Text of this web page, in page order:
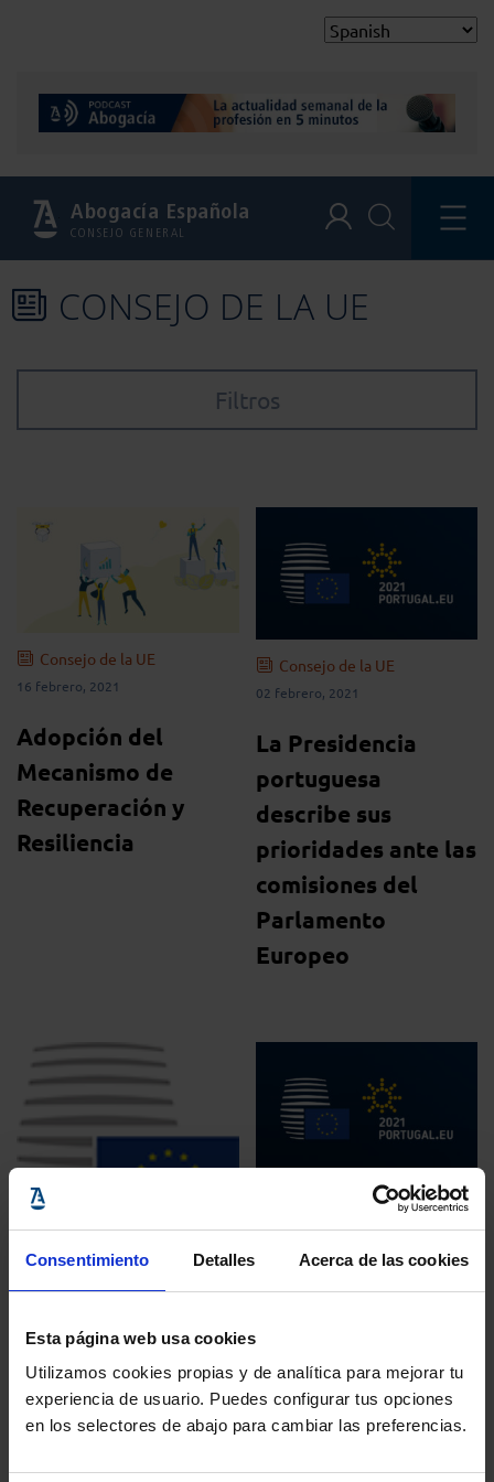
Consentimiento Detalles Acerca de las cookies
Esta página web usa cookies
Utilizamos cookies propias y de analítica para mejorar tu
experiencia de usuario. Puedes configurar tus opciones
en los selectores de abajo para cambiar las preferencias.
Abogacía Española
CONSEJO GENERAL
CONSEJO DE LA UE
Filtros
Consejo de la UE
16 febrero, 2021
Adopción del
Mecanismo de
Recuperación y
Resiliencia
Consejo de la UE
COVID-19: el
Consejo actualiza la
recomendación
sobre las
restricciones de
Consejo de la UE
02 febrero, 2021
La Presidencia
portuguesa
describe sus
prioridades ante las
comisiones del
Parlamento
Europeo
Consejo de la UE
12 enero, 2021
Consejo de la UE